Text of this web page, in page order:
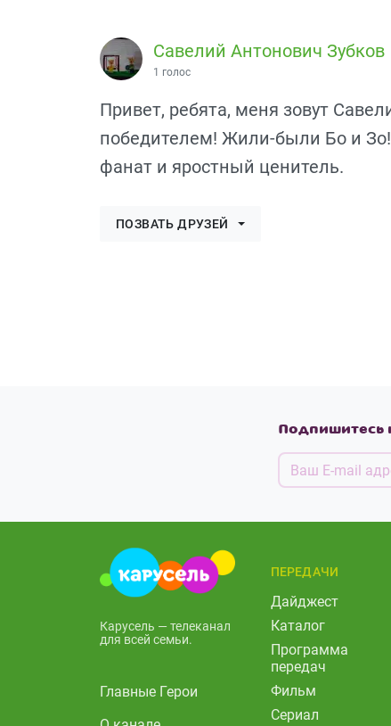
Савелий Антонович Зубков
1 голос
Привет, ребята, меня зовут
победителем! Жили-были Бо и
фанат и яростный ценитель.
ПОЗВАТЬ ДРУЗЕЙ
Подпишитесь
Карусель — телеканал
для всей семьи.
Главные Герои
ПЕРЕДАЧИ
Дайджест
Каталог
Программа
передач
Фильм
Сериал